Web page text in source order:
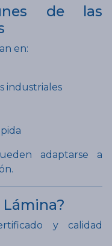
de las
en:
industriales
adaptarse a
y calidad